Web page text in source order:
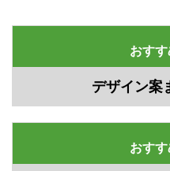
おす
デザイン案
おす